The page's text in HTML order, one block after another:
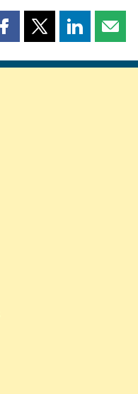
Partager
page
Partager
page
Partager
page page